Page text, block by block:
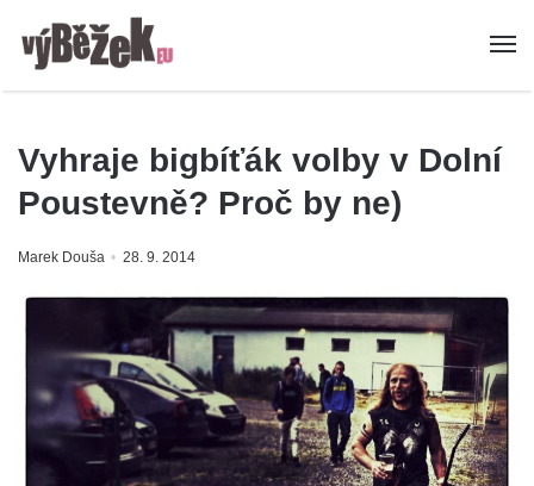
Vyhraje bigbíťák volby v Dolní
Poustevně? Proč by ne)
Marek Douša 28. 9. 2014